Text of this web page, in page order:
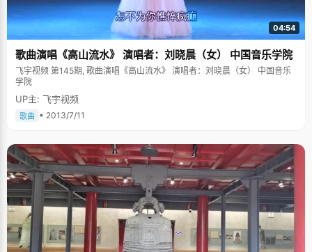
04:54
歌曲演唱《高山流水》 演唱者：刘晓晨（女） 中国音乐学院
飞宇视频 第145期, 歌曲演唱《高山流水》 演唱者：刘晓晨（女） 中国音乐
学院
UP主: 飞宇视频
歌曲 • 2013/7/11